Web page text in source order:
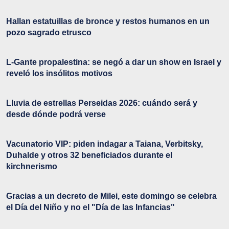
Hallan estatuillas de bronce y restos humanos en un
pozo sagrado etrusco
L-Gante propalestina: se negó a dar un show en Israel y
reveló los insólitos motivos
Lluvia de estrellas Perseidas 2026: cuándo será y
desde dónde podrá verse
Vacunatorio VIP: piden indagar a Taiana, Verbitsky,
Duhalde y otros 32 beneficiados durante el
kirchnerismo
Gracias a un decreto de Milei, este domingo se celebra
el Día del Niño y no el "Día de las Infancias"